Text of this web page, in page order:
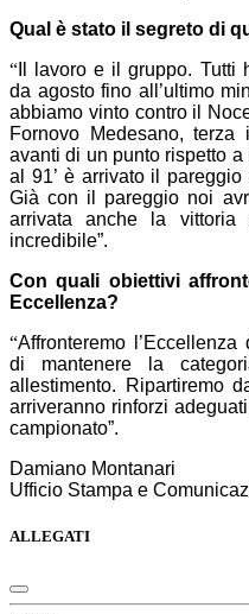
Qual è stato il segreto di
“ Il lavoro e il gruppo. Tutti
da agosto fino all’ultimo
abbiamo vinto contro il
Fornovo Medesano,
avanti di un punto rispetto
al 91’ è arrivato il
Già con il pareggio noi
arrivata anche la
incredibile”.
Con quali obiettivi
Eccellenza?
“Affronteremo
di mantenere la
allestimento. Ripartiremo
arriveranno rinforzi
campionato”.
Damiano Montanari
Ufficio Stampa e
ALLEGATI